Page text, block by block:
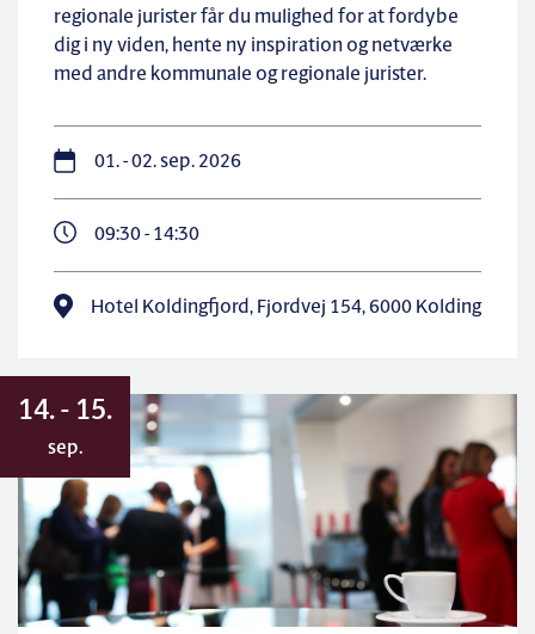
regionale jurister får du mulighed for at fordybe
dig i ny viden, hente ny inspiration og netværke
med andre kommunale og regionale jurister.
01. - 02. sep. 2026
09:30 - 14:30
Hotel Koldingfjord, Fjordvej 154, 6000 Kolding
14. - 15.
sep.